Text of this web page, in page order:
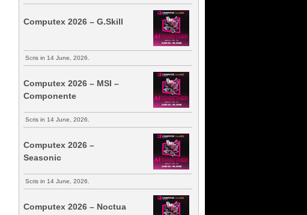
Computex 2026 – G.Skill
Scris in 14 June, 2026.
Computex 2026 – MSI –
Componente
Scris in 14 June, 2026.
Computex 2026 –
Seasonic
Scris in 14 June, 2026.
Computex 2026 – Noctua